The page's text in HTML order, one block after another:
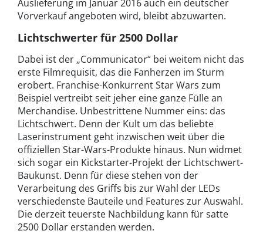
Auslieferung im Januar 2016 auch ein deutscher
Vorverkauf angeboten wird, bleibt abzuwarten.
Lichtschwerter für 2500 Dollar
Dabei ist der „Communicator“ bei weitem nicht das
erste Filmrequisit, das die Fanherzen im Sturm
erobert. Franchise-Konkurrent Star Wars zum
Beispiel vertreibt seit jeher eine ganze Fülle an
Merchandise. Unbestrittene Nummer eins: das
Lichtschwert. Denn der Kult um das beliebte
Laserinstrument geht inzwischen weit über die
offiziellen Star-Wars-Produkte hinaus. Nun widmet
sich sogar ein Kickstarter-Projekt der Lichtschwert-
Baukunst. Denn für diese stehen von der
Verarbeitung des Griffs bis zur Wahl der LEDs
verschiedenste Bauteile und Features zur Auswahl.
Die derzeit teuerste Nachbildung kann für satte
2500 Dollar erstanden werden.